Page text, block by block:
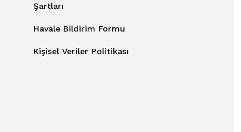
Şartları
Havale Bildirim Formu
Kişisel Veriler Politikası